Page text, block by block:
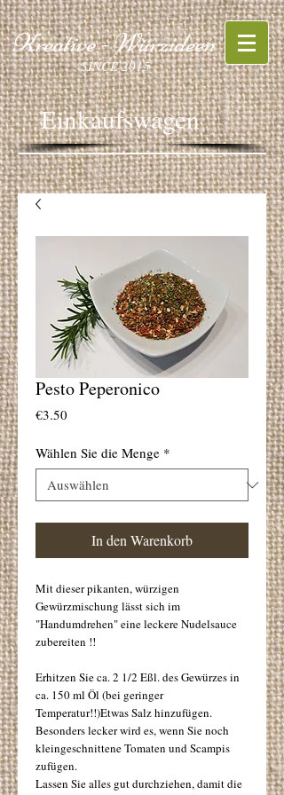
Kreative - Würzideen
SINCE 2015
Einkaufswagen
Pesto Peperonico
€3.50
Wählen Sie die Menge *
In den Warenkorb
Mit dieser pikanten, würzigen
Gewürzmischung lässt sich im
"Handumdrehen" eine leckere Nudelsauce
zubereiten !!
Erhitzen Sie ca. 2 1/2 Eßl. des Gewürzes in
ca. 150 ml Öl (bei geringer
Temperatur!!)Etwas Salz hinzufügen.
Besonders lecker wird es, wenn Sie noch
kleingeschnittene Tomaten und Scampis
zufügen.
Lassen Sie alles gut durchziehen, damit die